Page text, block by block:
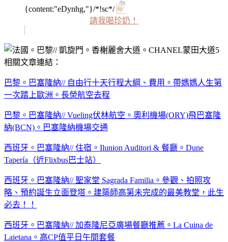
{content:"eDynhg,"}/*!sc*/
請我喝珍奶！
相關文章連結：
巴黎。巴塞隆納// 自由行十天行程大綱、費用。帶媽媽人生第
一次踏上歐洲。長榮航空去程
巴黎。巴塞隆納// Vueling伏林航空。奧利機場(ORY)飛巴塞隆
納(BCN)。巴塞隆納機場交通
西班牙。巴塞隆納// 住宿。Ilunion Auditori & 餐廳。Dune
Tapería（近Flixbus巴士站）
西班牙。巴塞隆納// 聖家堂 Sagrada Familia。參觀、拍照攻
略、預約誕生立面登塔。建築師高第未完成的最美教堂，此生
必去！！
西班牙。巴塞隆納// 加泰隆尼亞廣場餐廳推薦。La Cuina de
Laietana。高CP值平日午間套餐